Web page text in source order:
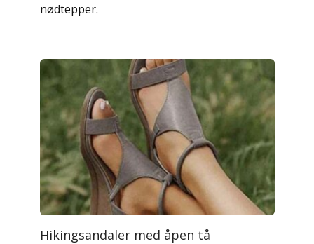
nødtepper.
Hikingsandaler med åpen tå